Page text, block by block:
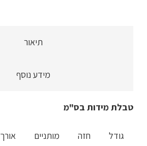
מהממים,
קצר
תיאור
מידע נוסף
טבלת מידות בס"מ
גודל חזה מותניים אורך